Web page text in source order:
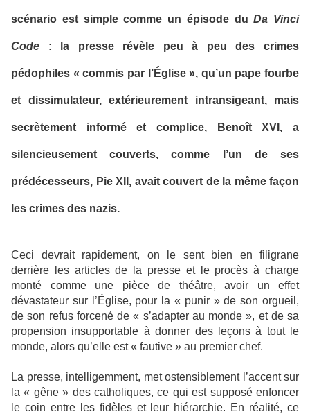
scénario est simple comme un épisode duDa Vinci
Code : la presse révèle peu à peu des crimes
pédophiles « commis par l’Église », qu’un pape fourbe
et dissimulateur, extérieurement intransigeant, mais
secrètement informé et complice, Benoît XVI, a
silencieusement couverts, comme l’un de ses
prédécesseurs, Pie XII, avait couvert de la même façon
les crimes des nazis.
Ceci devrait rapidement, on le sent bien en filigrane
derrière les articles de la presse et le procès à charge
monté comme une pièce de théâtre, avoir un effet
dévastateur sur l’Église, pour la « punir » de son orgueil,
de son refus forcené de « s’adapter au monde », et de sa
propension insupportable à donner des leçons à tout le
monde, alors qu’elle est « fautive » au premier chef.
La presse, intelligemment, met ostensiblement l’accent sur
la « gêne » des catholiques, ce qui est supposé enfoncer
le coin entre les fidèles et leur hiérarchie. En réalité, ce